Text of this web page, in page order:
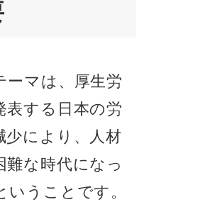
ーマは、厚生労
表する日本の労
少により、人材
難な時代になっ
いうことです。